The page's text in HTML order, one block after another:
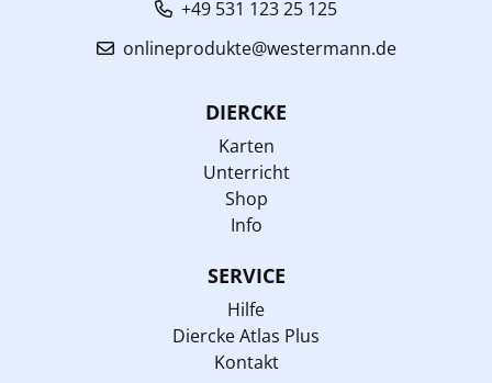
+49 531 123 25 125
onlineprodukte@westermann.de
DIERCKE
Karten
Unterricht
Shop
Info
SERVICE
Hilfe
Diercke Atlas Plus
Kontakt